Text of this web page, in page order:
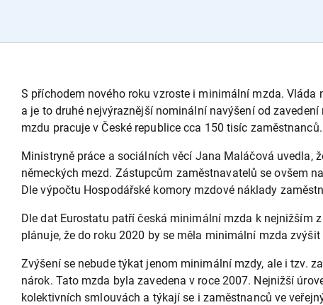
S příchodem nového roku vzroste i minimální mzda.
a je to druhé nejvýraznější nominální navýšení od
mzdu pracuje v České republice cca 150 tisíc zaměstnanců.
Ministryně práce a sociálních věcí Jana Maláčová uvedla,
německých mezd. Zástupcům zaměstnavatelů se ovšem
Dle výpočtu Hospodářské komory mzdové náklady
Dle dat Eurostatu patří česká minimální mzda k nejnižším
plánuje, že do roku 2020 by se měla minimální mzda
Zvýšení se nebude týkat jenom minimální mzdy, ale i tzv.
nárok. Tato mzda byla zavedena v roce 2007. Nejnižší
kolektivních smlouvách a týkají se i zaměstnanců ve